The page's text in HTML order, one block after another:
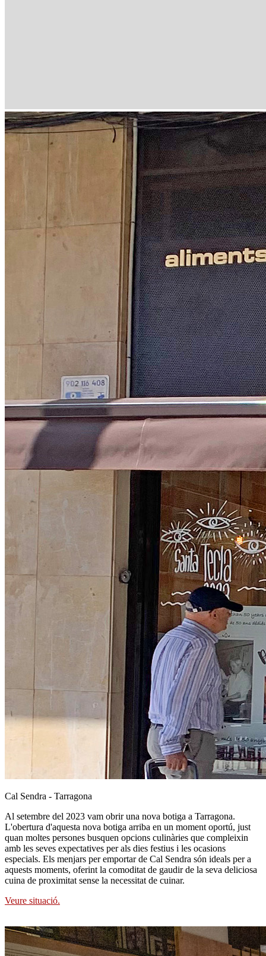
Cal Sendra - Tarragona
Al setembre del 2023 vam obrir una nova botiga a Tarragona.
L'obertura d'aquesta nova botiga arriba en un moment oportú, just
quan moltes persones busquen opcions culinàries que compleixin
amb les seves expectatives per als dies festius i les ocasions
especials. Els menjars per emportar de Cal Sendra són ideals per a
aquests moments, oferint la comoditat de gaudir de la seva deliciosa
cuina de proximitat sense la necessitat de cuinar.
Veure situació.